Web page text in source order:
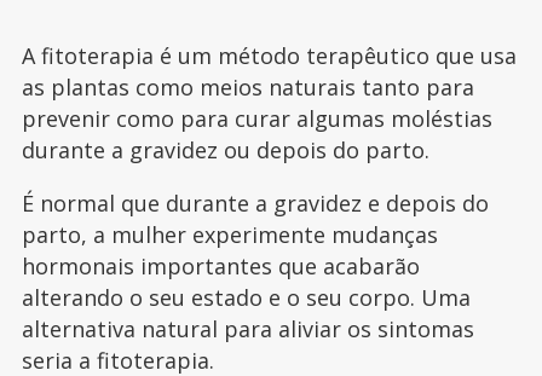
A fitoterapia é um método terapêutico que usa
as plantas como meios naturais tanto para
prevenir como para curar algumas moléstias
durante a gravidez ou depois do parto.
É normal que durante a gravidez e depois do
parto, a mulher experimente mudanças
hormonais importantes que acabarão
alterando o seu estado e o seu corpo. Uma
alternativa natural para aliviar os sintomas
seria a fitoterapia.